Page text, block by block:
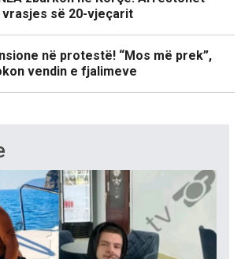
vrasjes së 20-vjeçarit
në protestë! “Mos më prek”,
vendin e fjalimeve